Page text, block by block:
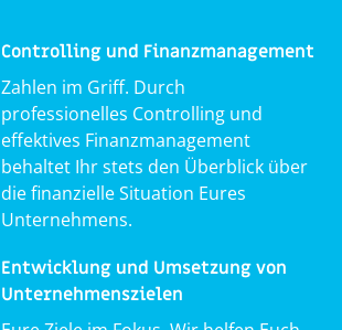
Controlling und Finanzmanagement
Zahlen im Griff. Durch
professionelles Controlling und
effektives Finanzmanagement
behaltet Ihr stets den Überblick über
die finanzielle Situation Eures
Unternehmens.
Entwicklung und Umsetzung von
Unternehmenszielen